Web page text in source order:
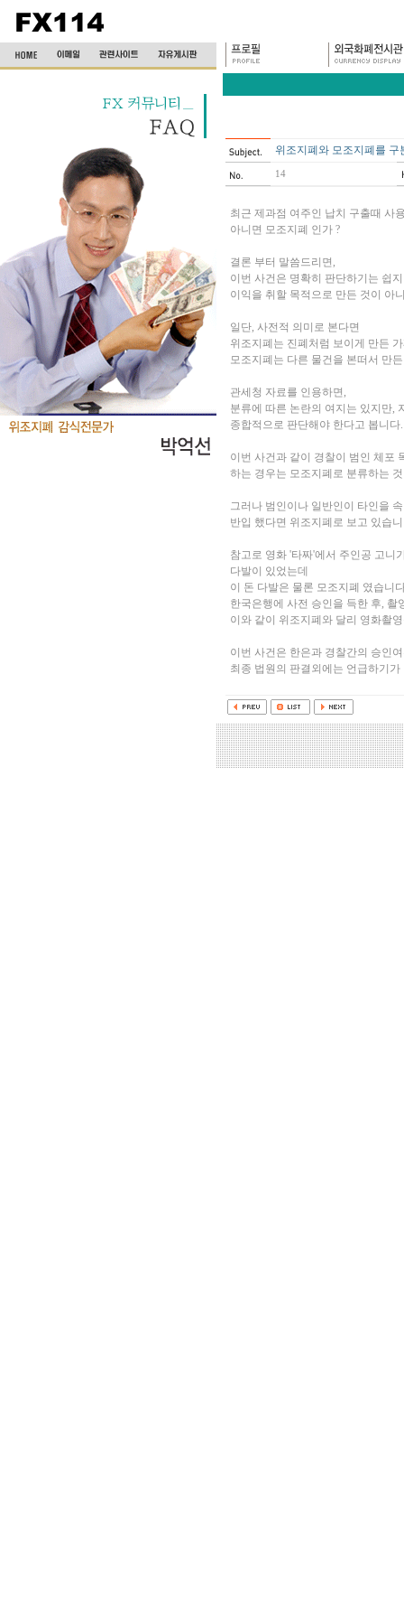
위조지폐와 모조지폐를 구
14
최근 제과점 여주인 납치 구출때 사
아니면 모조지폐 인가 ?
결론 부터 말씀드리면,
이번 사건은 명확히 판단하기는 쉽
이익을 취할 목적으로 만든 것이 아
일단, 사전적 의미로 본다면
위조지폐는 진폐처럼 보이게 만든
모조지폐는 다른 물건을 본떠서 만
관세청 자료를 인용하면,
분류에 따른 논란의 여지는 있지만,
종합적으로 판단해야 한다고 봅니다.
이번 사건과 같이 경찰이 범인 체포
하는 경우는 모조지폐로 분류하는
그러나 범인이나 일반인이 타인을
반입 했다면 위조지폐로 보고 있습
참고로 영화 '타짜'에서 주인공 고니
다발이 있었는데
이 돈 다발은 물론 모조지폐 였습니
한국은행에 사전 승인을 득한 후,
이와 같이 위조지폐와 달리 영화촬
이번 사건은 한은과 경찰간의 승인
최종 법원의 판결외에는 언급하기가